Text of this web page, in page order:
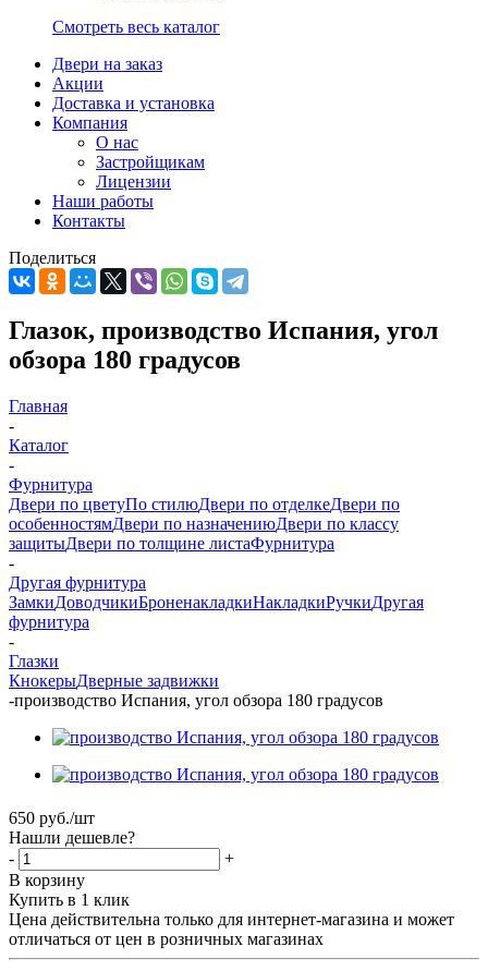
Смотреть весь каталог
Двери на заказ
Акции
Доставка и установка
Компания
О нас
Застройщикам
Лицензии
Наши работы
Контакты
Поделиться
Глазок, производство Испания, угол
обзора 180 градусов
Главная
-
Каталог
-
Фурнитура
Двери по цветуПо стилюДвери по отделкеДвери по
особенностямДвери по назначениюДвери по классу
защитыДвери по толщине листаФурнитура
-
Другая фурнитура
ЗамкиДоводчикиБроненакладкиНакладкиРучкиДругая
фурнитура
-
Глазки
КнокерыДверные задвижки
-производство Испания, угол обзора 180 градусов
650 руб./шт
Нашли дешевле?
-
+
В корзину
Купить в 1 клик
Цена действительна только для интернет-магазина и может
отличаться от цен в розничных магазинах